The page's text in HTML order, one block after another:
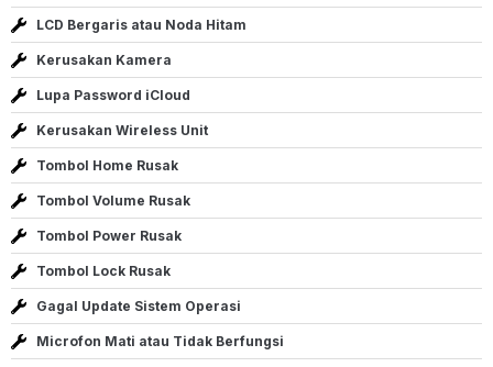
LCD Bergaris atau Noda Hitam
Kerusakan Kamera
Lupa Password iCloud
Kerusakan Wireless Unit
Tombol Home Rusak
Tombol Volume Rusak
Tombol Power Rusak
Tombol Lock Rusak
Gagal Update Sistem Operasi
Microfon Mati atau Tidak Berfungsi